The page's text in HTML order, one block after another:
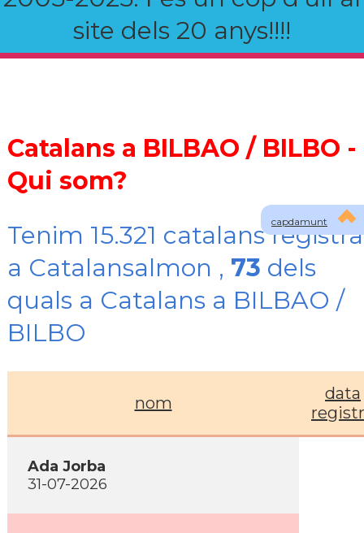
site dels 20 anys!!!!
capdamunt
Catalans a BILBAO / BILBO -
Qui som?
Tenim 15.321 catalans
a Catalansalmon , 73 dels
quals a Catalans a BILBAO /
BILBO
nom
data
Ada Jorba
31-07-2026